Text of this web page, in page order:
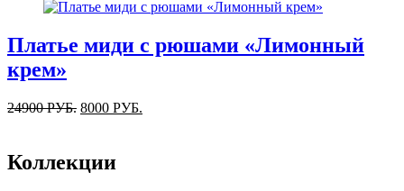
Платье миди с рюшами «Лимонный
крем»
24900РУБ. 8000 РУБ.
Коллекции